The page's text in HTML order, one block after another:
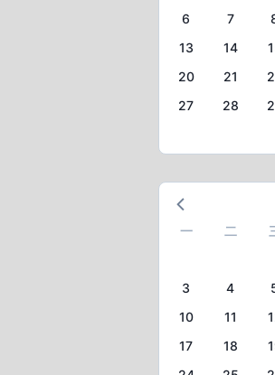
6
7
13
14
20
21
27
28
一 二
3
4
10
11
17
18